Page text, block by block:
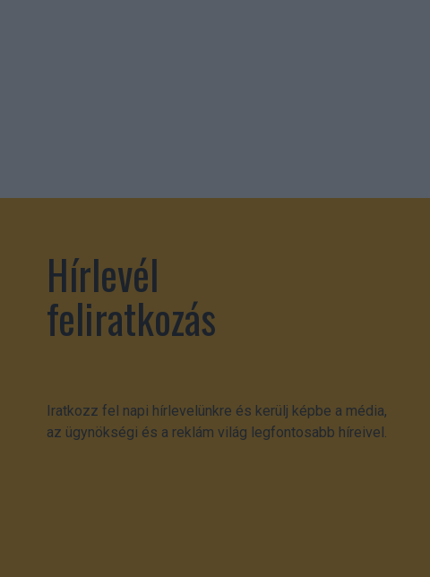
Hírlevél
feliratkozás
Iratkozz fel napi hírlevelünkre és kerülj képbe a média,
az ügynökségi és a reklám világ legfontosabb híreivel.